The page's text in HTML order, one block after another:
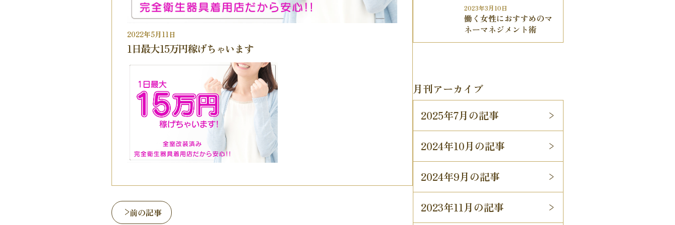
2022年5月11日
1日最大15万円稼げちゃいます
前の記事
2023年3月10日
働く女性におすすめのマ
ネーマネジメント術
月刊アーカイブ
2025年7月の記事
2024年10月の記事
2024年9月の記事
2023年11月の記事